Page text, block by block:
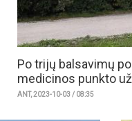
Po trijų balsavimų
medicinos punkto
ANT, 2023-10-03 / 08:35